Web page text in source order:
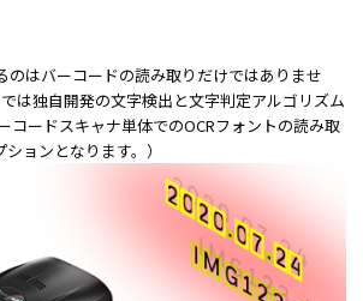
のはバーコードの読み取りだけではありませ
は独自開発の文字検出と文字判定アルゴリズム
コードスキャナ単体でのOCRフォントの読み取
ョンとなります。）